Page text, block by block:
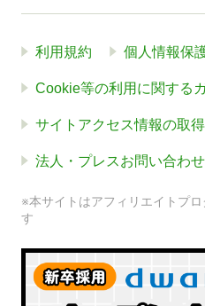
利用規約 個人情報保
Cookie等の利用に関する
サイトアクセス情報の取
法人・プレスお問い合わせ
※本サイトはアフィリエイトプ
す